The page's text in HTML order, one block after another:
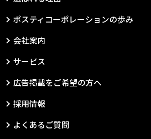
ポスティコーポレーションの歩み
会社案内
サービス
広告掲載をご希望の方へ
採用情報
よくあるご質問